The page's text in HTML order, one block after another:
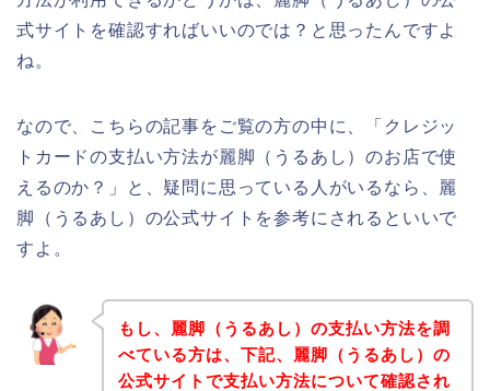
式サイトを確認すればいいのでは？と思ったんですよ
ね。
なので、こちらの記事をご覧の方の中に、「クレジッ
トカードの支払い方法が麗脚（うるあし）のお店で使
えるのか？」と、疑問に思っている人がいるなら、麗
脚（うるあし）の公式サイトを参考にされるといいで
すよ。
もし、麗脚（うるあし）の支払い方法を調
べている方は、下記、麗脚（うるあし）の
公式サイトで支払い方法について確認され